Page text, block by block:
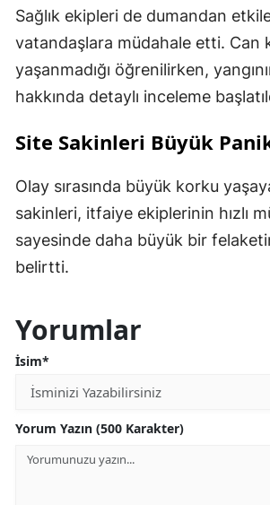
Sağlık ekipleri de dumandan
vatandaşlara müdahale etti. Can
yaşanmadığı öğrenilirken,
hakkında detaylı inceleme
Site Sakinleri Büyük
Olay sırasında büyük korku
sakinleri, itfaiye ekiplerinin hızlı
sayesinde daha büyük bir
belirtti.
Yorumlar
İsim*
Yorum Yazın (500 Karakter)